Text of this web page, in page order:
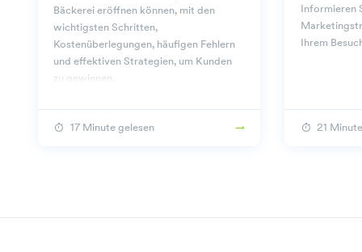
Bäckerei eröffnen können, mit den
wichtigsten Schritten,
Kostenüberlegungen, häufigen Fehlern
und effektiven Strategien, um Kunden
zu gewinnen.
17 Minute gelesen
Informieren
Ihrem
21